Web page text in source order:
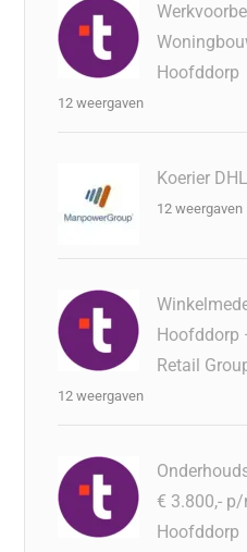
Hoofddorp
12 weergaven
Koerier
12 weergaven
Hoofddorp
Retail
12 weergaven
€ 3.800,-
Hoofddorp